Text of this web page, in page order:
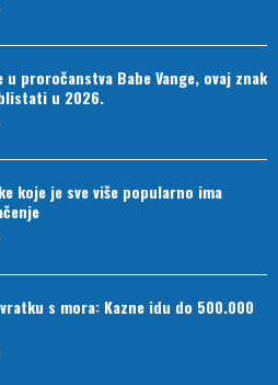
proročanstva Babe Vange, ovaj znak
u 2026.
koje je sve više popularno ima
s mora: Kazne idu do 500.000